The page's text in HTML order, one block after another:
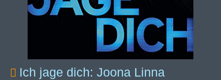
Ich jage dich: Joona Linna